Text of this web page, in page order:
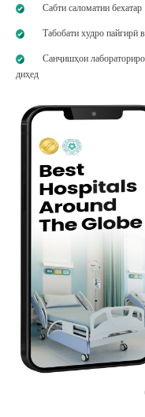
Сабти саломатии бехатар
Табобати худро пайгирӣ
Санҷишҳои
диҳед